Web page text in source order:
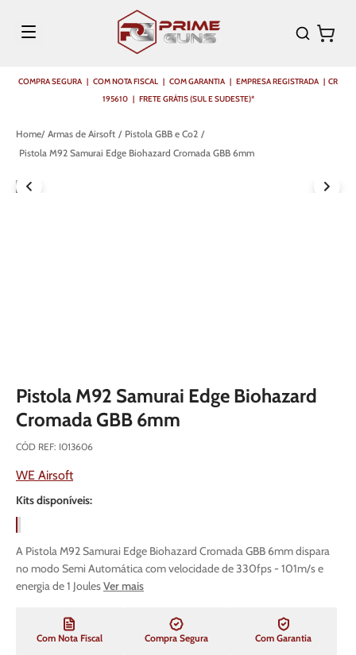
COMPRA SEGURA | COM NOTA FISCAL | COM GARANTIA | EMPRESA REGISTRADA | CR
195610 | FRETE GRÁTIS (SUL E SUDESTE)*
Armas de Airsoft
Pistola GBB e Co2
Pistola M92 Samurai Edge Biohazard Cromada GBB 6mm
Pistola M92 Samurai Edge Biohazard
Cromada GBB 6mm
CÓD REF: I013606
WE Airsoft
Kits disponíveis:
A Pistola M92 Samurai Edge Biohazard Cromada GBB 6mm dispara
no modo Semi Automática com velocidade de 330fps - 101m/s e
energia de 1 JoulesVer mais
Com Nota Fiscal Compra Segura Com Garantia